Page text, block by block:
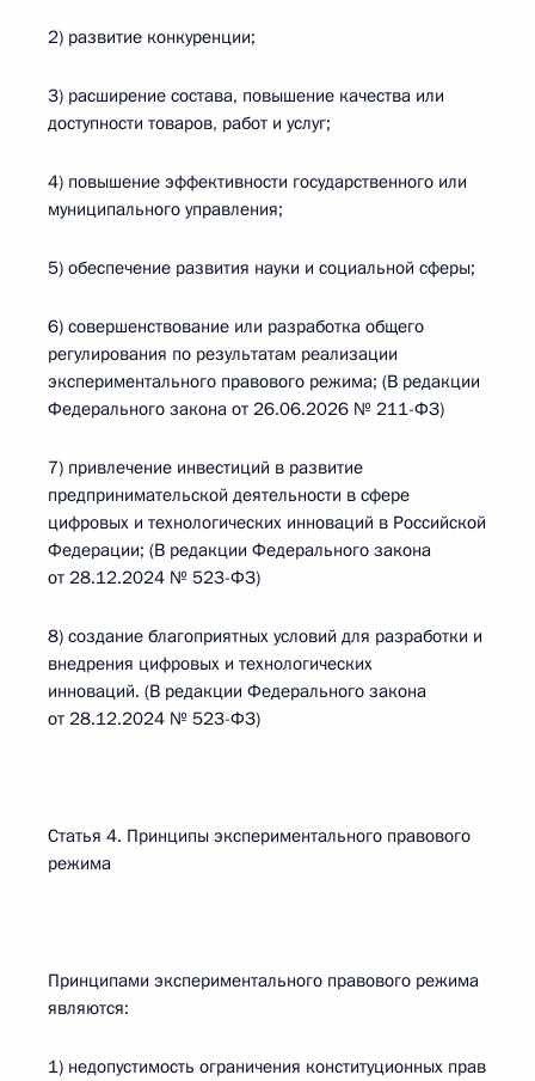
2) развитие конкуренции;
3) расширение состава, повышение качества или
доступности товаров, работ и услуг;
4) повышение эффективности государственного или
муниципального управления;
5) обеспечение развития науки и социальной сферы;
6) совершенствование или разработка общего
регулирования по результатам реализации
экспериментального правового режима; (В редакции
Федерального закона от 26.06.2026 № 211-ФЗ)
7) привлечение инвестиций в развитие
предпринимательской деятельности в сфере
цифровых и технологических инноваций в Российской
Федерации; (В редакции Федерального закона
от 28.12.2024 № 523-ФЗ)
8) создание благоприятных условий для разработки и
внедрения цифровых и технологических
инноваций. (В редакции Федерального закона
от 28.12.2024 № 523-ФЗ)
Статья 4. Принципы экспериментального правового
режима
Принципами экспериментального правового режима
являются:
1) недопустимость ограничения конституционных прав